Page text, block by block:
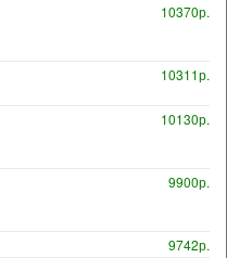
10370р.
10311р.
10130р.
9900р.
9742р.